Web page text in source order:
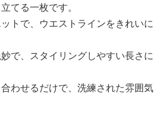
てる一枚です。
トで、ウエストラインをきれいに
で、スタイリングしやすい長さに
わせるだけで、洗練された雰囲気